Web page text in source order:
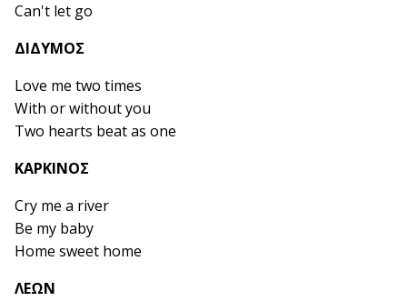
Can't let go
ΔΙΔΥΜΟΣ
Love me two times
With or without you
Two hearts beat as one
ΚΑΡΚΙΝΟΣ
Cry me a river
Be my baby
Home sweet home
ΛΕΩΝ